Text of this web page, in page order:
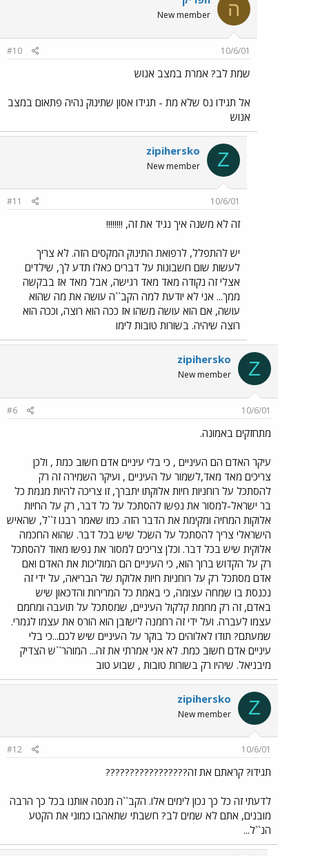
ה New member
10/6/01
#10
שמת לב? אמרת במצב אנוש
אל תגידו נס שלא מת - תגידו אסון שתינוק נהיה פתאום במצב
אנוש
Z
zipihersko
New member
10/6/01
#11
זה לא משנה איך נגיד את זה, !!!!!!!!
יש להתפלל, לרפואת התינוק המקסים הזה. לא צריך
לעשות שום חשבונות על דברים כאלו תדע לך, שילדים
אצלי זה נקודה מאד מאד רגישה, אבל מאד אז בבקשה
ממך... אני לא יודעת למה הקב``ה עושה את מה שהוא
עושה, אם הוא עושה משהו אז ככה הוא רוצה, וככה הוא
רוצה שיהיה. בשורות טובות לימו
Z
zipihersko
New member
10/6/01
#6
מתחזקים באמונה.
עיקר האדם הם העיניים , כי בלי עיניים אדם חשוב כמת , ולכן
צריכים מאד מאד,לשמור על העיניים , ועיקר השמירה זה רק
להסתכל על רוחניות חיות אלוקתו יתברך, זו צריכה להיות מגמת כל
בר ישראל-למסור את נפשו להסתכל על כל דבר, רק על החיות
אלוקות המחיה ומקימת את הדבר הזה. כמו שאמר רבנו ז``ל, שהאיש
הישראלי צריך להסתכל על השכל שיש בכל דבר. שהוא החכמה
אלוקית שיש בכל דבר. וכלן צריכים למסור את נפשו מאוד להסתכל
רק על הקדוש ברוך הוא, כי העיניים הם המוליכות את האדם ואם
אדם מסתכל רק על רוחניות חיות אלוקת של הבריאה, על ידי זה
נכנסת בו שמחה עצומה, כי באמת כל המרירות והדכאון שיש
באדם, זה רק מחמת קלקול העיניים, שמסתכל על תועבה ומחמם
עצמו לעברה. ועל ידי זה רחמנה לישזבן הוא הורס את עצמו לגמרי.
שמעתם? תודו לאלוהים כל בוקר על העיניים שיש לכם...כי בלי
עיניים אדם חשוב כמת. לא אני אמרתי את זה... המוהר``ש הצדיק
מיבניאל. שיהיו רק בשורות טובות , שבוע טוב
Z
zipihersko
New member
10/6/01
#12
תגידו? קראתם את זה?????????????????
לדעתי זה כל כך נכון לימים אלו. הקב``ה מנסה אותנו בכל כך הרבה
מובנים, אתם לא שמים לב? חשבתי שתאהבו כמוני את הקטע
הנ``ל...